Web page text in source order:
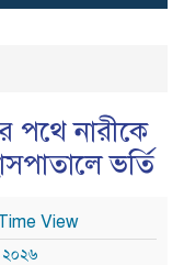
পথে নারীকে
ভর্তি
View
২০২৬